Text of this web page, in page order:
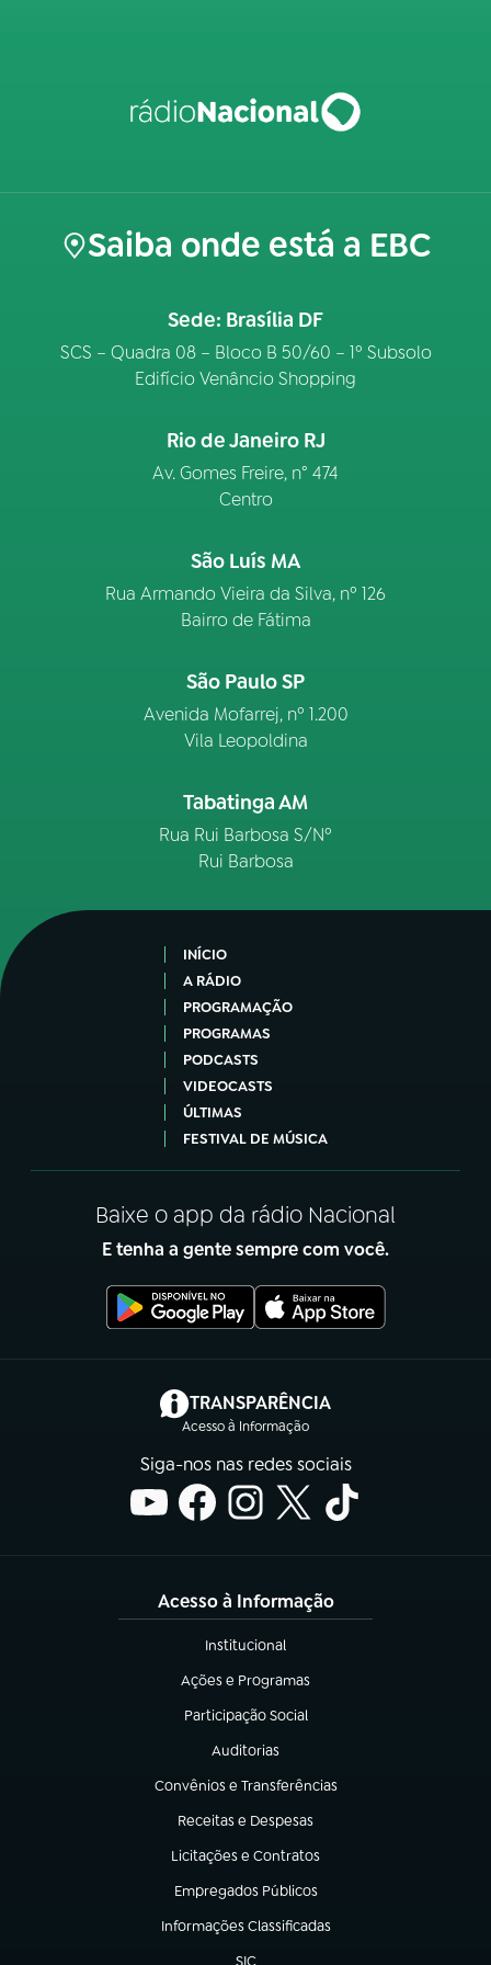
Saiba onde está a EBC
Sede: Brasília DF
SCS – Quadra 08 – Bloco B 50/60 – 1º Subsolo
Edifício Venâncio Shopping
Rio de Janeiro RJ
Av. Gomes Freire, n° 474
Centro
São Luís MA
Rua Armando Vieira da Silva, nº 126
Bairro de Fátima
São Paulo SP
Avenida Mofarrej, nº 1.200
Vila Leopoldina
Tabatinga AM
Rua Rui Barbosa S/Nº
Rui Barbosa
INÍCIO
A RÁDIO
PROGRAMAÇÃO
PROGRAMAS
PODCASTS
VIDEOCASTS
ÚLTIMAS
FESTIVAL DE MÚSICA
Baixe o app da rádio Nacional
E tenha a gente sempre com você.
TRANSPARÊNCIA
Acesso à Informação
(abre em nova aba)
Siga-nos nas redes sociais
Acesso à Informação
Institucional
(abre em nova aba)
Ações e Programas
(abre em nova aba)
Participação Social
(abre em nova aba)
Auditorias
(abre em nova aba)
Convênios e Transferências
(abre em nova aba)
Receitas e Despesas
(abre em nova aba)
Licitações e Contratos
(abre em nova aba)
Empregados Públicos
(abre em nova aba)
Informações Classificadas
(abre em nova aba)